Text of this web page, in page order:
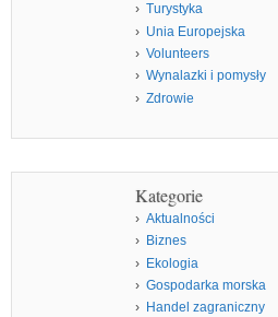
Turystyka
Unia Europejska
Volunteers
Wynalazki i pomysły
Zdrowie
Kategorie
Aktualności
Biznes
Ekologia
Gospodarka morska
Handel zagraniczny